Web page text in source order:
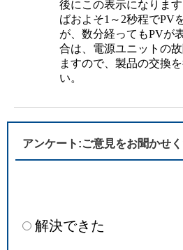
後にこの表示になりま
ばおよそ1～2秒程でPV
が、数分経ってもPVが
合は、電源ユニットの
ますので、製品の交換
い。
アンケート:ご意見をお聞かせ
解決できた